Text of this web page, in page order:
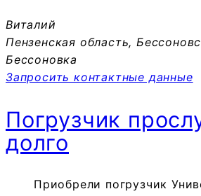
Виталий
Пензенская область,
Бессоновка
Запросить контактные данные
Погрузчик
долго
Приобрели погрузчик